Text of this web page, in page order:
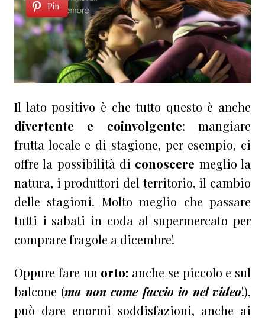
Pin
Il lato positivo è che tutto questo è anche
divertente e coinvolgente: mangiare
frutta locale e di stagione, per esempio, ci
offre la possibilità di conoscere meglio la
natura, i produttori del territorio, il cambio
delle stagioni. Molto meglio che passare
tutti i sabati in coda al supermercato per
comprare fragole a dicembre!
Oppure fare un orto: anche se piccolo e sul
balcone (ma non come faccio io nel video!),
può dare enormi soddisfazioni, anche ai